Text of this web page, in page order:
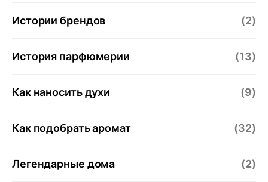
Истории брендов (2)
История парфюмерии (13)
Как наносить духи (9)
Как подобрать аромат (32)
Легендарные дома (2)